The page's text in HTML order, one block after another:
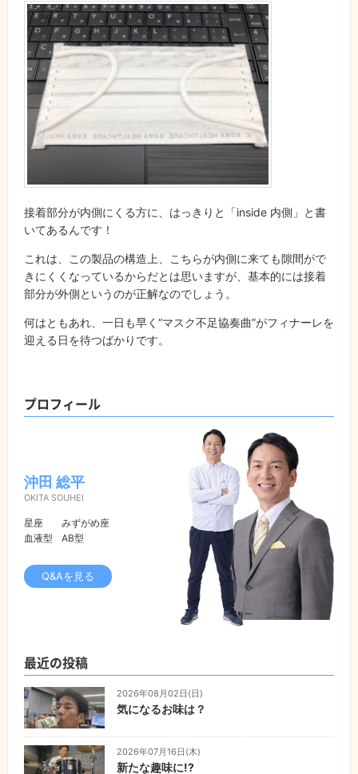
接着部分が内側にくる方に、はっきりと「inside 内側」と書
いてあるんです！
これは、この製品の構造上、こちらが内側に来ても隙間がで
きにくくなっているからだとは思いますが、基本的には接着
部分が外側というのが正解なのでしょう。
何はともあれ、一日も早く“マスク不足協奏曲”がフィナーレを
迎える日を待つばかりです。
プロフィール
沖田 総平
OKITA SOUHEI
星座
みずがめ座
血液型
AB型
Q&Aを見る
最近の投稿
2026年08月02日(日)
気になるお味は？
2026年07月16日(木)
新たな趣味に!?